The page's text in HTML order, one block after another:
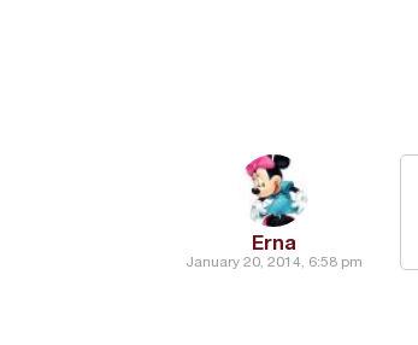
Erna
January 20, 2014, 6:58 pm